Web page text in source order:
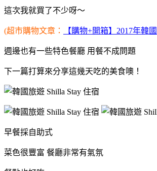
這次我就買了不少呀～
(超市購物文章： 【購物+開箱】2017年韓
週邊也有一些特色餐廳 用餐不成問題
下一篇打算來分享這幾天吃的美食噢！
早餐採自助式
菜色很豐富 餐廳非常有氣氛